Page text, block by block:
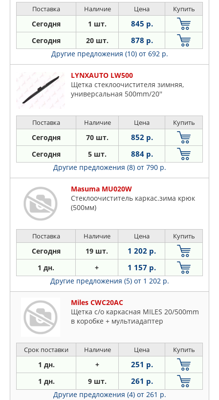
Поставка Наличие Цена Купить
Сегодня 1 шт. 845 р.
Сегодня 20 шт. 878 р.
Другие предложения (10) от 692 р.
LYNXAUTO LW500
Щетка стеклоочистителя зимняя,
универсальная 500mm/20''
Поставка Наличие Цена Купить
Сегодня 70 шт. 852 р.
Сегодня 5 шт. 884 р.
Другие предложения (8) от 790 р.
Masuma MU020W
Стеклоочиститель каркас.зима крюк
(500мм)
Поставка Наличие Цена Купить
Сегодня 19 шт. 1 202 р.
1 дн. + 1 157 р.
Другие предложения (5) от 1 202 р.
Miles CWC20AC
Щетка с/о каркасная MILES 20/500mm
в коробке + мультиадаптер
Срок поставки Наличие Цена Купить
1 дн. + 251 р.
1 дн. 9 шт. 261 р.
Другие предложения (4) от 261 р.